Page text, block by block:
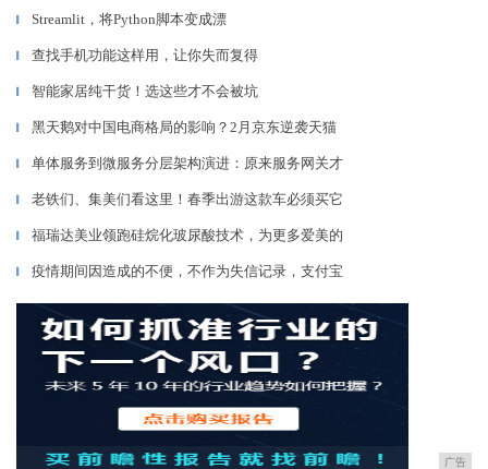
▎ Streamlit，将Python脚本变成漂
▎ 查找手机功能这样用，让你失而复得
▎ 智能家居纯干货！选这些才不会被坑
▎ 黑天鹅对中国电商格局的影响？2月京东逆袭天猫
▎ 单体服务到微服务分层架构演进：原来服务网关才
▎ 老铁们、集美们看这里！春季出游这款车必须买它
▎ 福瑞达美业领跑硅烷化玻尿酸技术，为更多爱美的
▎ 疫情期间因造成的不便，不作为失信记录，支付宝
广告